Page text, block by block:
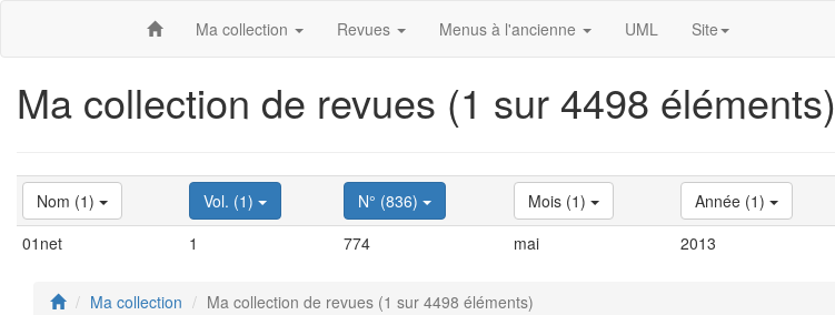
Ma collection Revues Menus à l'ancienne UML Site
Ma collection de revues (1 sur 4498 éléments)
Nom (1) Vol. (1) N° (836) Mois (1) Année (1)
01net
1 774 mai 2013
Ma collection Ma collection de revues (1 sur 4498 éléments)